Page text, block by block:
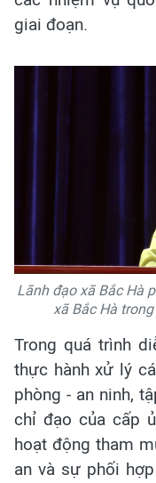
giai đoạn.
Lãnh đạo xã Bắc Hà
xã Bắc Hà
Trong quá trình
thực hành xử lý
phòng - an ninh,
chỉ đạo của cấp
hoạt động tham
an và sự phối